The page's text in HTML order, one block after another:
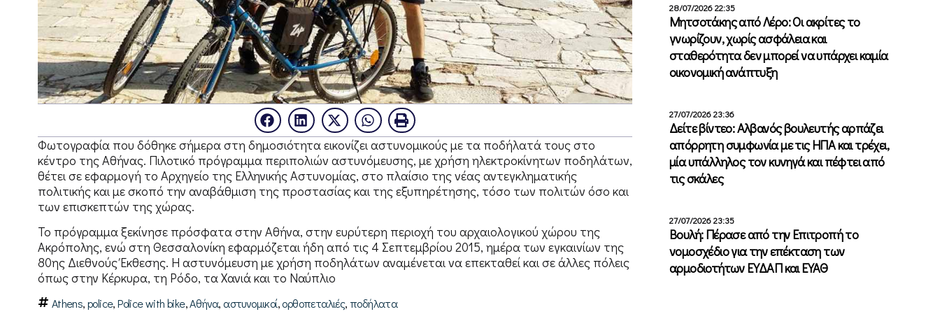
Φωτογραφία που δόθηκε σήμερα στη δημοσιότητα εικονίζει αστυνομικούς με τα ποδήλατά τους στο
κέντρο της Αθήνας. Πιλοτικό πρόγραμμα περιπολιών αστυνόμευσης, με χρήση ηλεκτροκίνητων ποδηλάτων,
θέτει σε εφαρμογή το Αρχηγείο της Ελληνικής Αστυνομίας, στο πλαίσιο της νέας αντεγκληματικής
πολιτικής και με σκοπό την αναβάθμιση της προστασίας και της εξυπηρέτησης, τόσο των πολιτών όσο και
των επισκεπτών της χώρας.
Το πρόγραμμα ξεκίνησε πρόσφατα στην Αθήνα, στην ευρύτερη περιοχή του αρχαιολογικού χώρου της
Ακρόπολης, ενώ στη Θεσσαλονίκη εφαρμόζεται ήδη από τις 4 Σεπτεμβρίου 2015, ημέρα των εγκαινίων της
80ης Διεθνούς Έκθεσης. Η αστυνόμευση με χρήση ποδηλάτων αναμένεται να επεκταθεί και σε άλλες πόλεις
όπως στην Κέρκυρα, τη Ρόδο, τα Χανιά και το Ναύπλιο
Athens,police,Police with bike,Αθήνα, αστυνομικοί,ορθοπεταλιές, ποδήλατα
28/07/2026 22:35
Μητσοτάκης από Λέρο: Οι ακρίτες το
γνωρίζουν, χωρίς ασφάλεια και
σταθερότητα δεν μπορεί να υπάρχει καμία
οικονομική ανάπτυξη
27/07/2026 23:36
Δείτε βίντεο: Αλβανός βουλευτής αρπάζει
απόρρητη συμφωνία με τις ΗΠΑ και τρέχει,
μία υπάλληλος τον κυνηγά και πέφτει από
τις σκάλες
27/07/2026 23:35
Βουλή: Πέρασε από την Επιτροπή το
νομοσχέδιο για την επέκταση των
αρμοδιοτήτων ΕΥΔΑΠ και ΕΥΑΘ